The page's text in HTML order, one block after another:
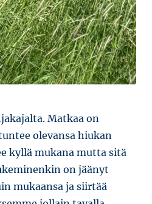
Matkaa on
olevansa hiukan
kyllä mukana mutta sitä
on jäänyt
mukaansa ja siirtää